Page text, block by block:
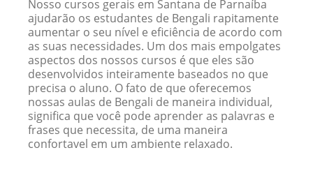
Nosso cursos gerais em Santana de Parnaíba
ajudarão os estudantes de Bengali rapitamente
aumentar o seu nível e eficiência de acordo com
as suas necessidades. Um dos mais empolgates
aspectos dos nossos cursos é que eles são
desenvolvidos inteiramente baseados no que
precisa o aluno. O fato de que oferecemos
nossas aulas de Bengali de maneira individual,
significa que você pode aprender as palavras e
frases que necessita, de uma maneira
confortavel em um ambiente relaxado.